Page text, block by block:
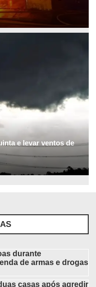
e levar ventos de
durante
de armas e drogas
casas após agredir